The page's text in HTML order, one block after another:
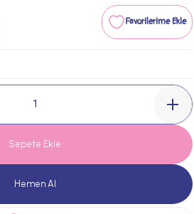
Sepete Ekle
Hemen Al